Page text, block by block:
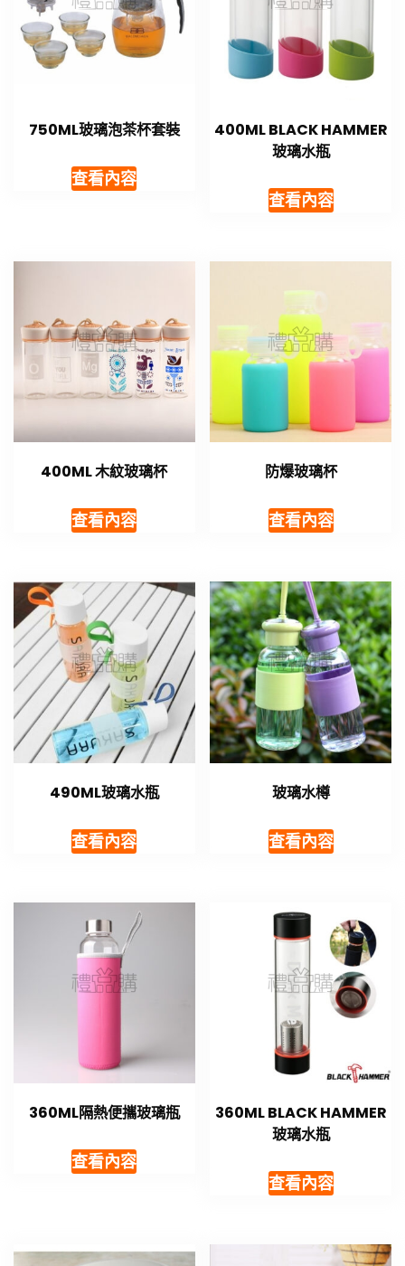
750ML玻璃泡茶杯套裝
查看內容
400ML BLACK HAMMER
玻璃水瓶
查看內容
400ML 木紋玻璃杯
查看內容
防爆玻璃杯
查看內容
490ML玻璃水瓶
查看內容
玻璃水樽
查看內容
360ML隔熱便攜玻璃瓶
查看內容
360ML BLACK HAMMER
玻璃水瓶
查看內容